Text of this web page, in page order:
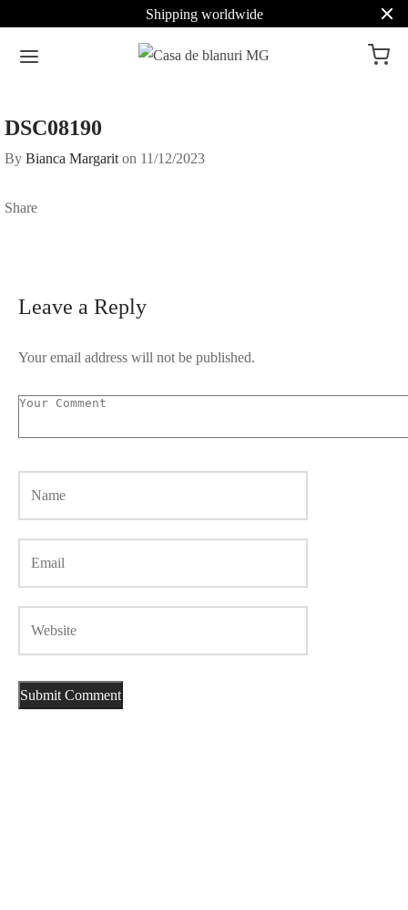
Shipping worldwide
DSC08190
By Bianca Margarit on 11/12/2023
Share
Leave a Reply
Your email address will not be published.